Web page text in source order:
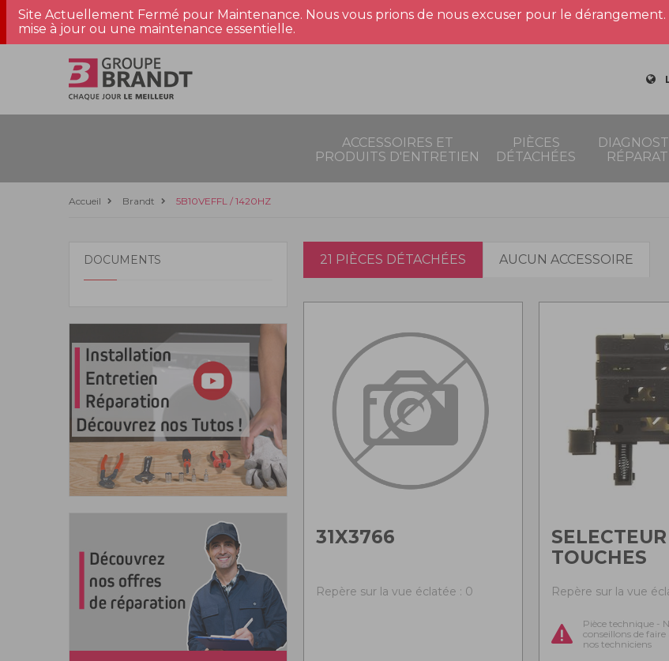
Site Actuellement Fermé pour Maintenance. Nous vous prions de nous excuser pour le
mise à jour ou une maintenance essentielle.
ACCESSOIRES ET
PRODUITS D'ENTRETIEN
PIÈCES
DÉTACHÉES
Accueil Brandt 5B10VEFFL / 1420HZ
DOCUMENTS 21 PIÈCES DÉTACHÉES AUCUN ACCESSOIRE
31X3766
Repère sur la vue éclatée : 0
SELECTEUR
TOUCHES
Repère sur la vue
Pièce technique -
conseillons de
nos techniciens